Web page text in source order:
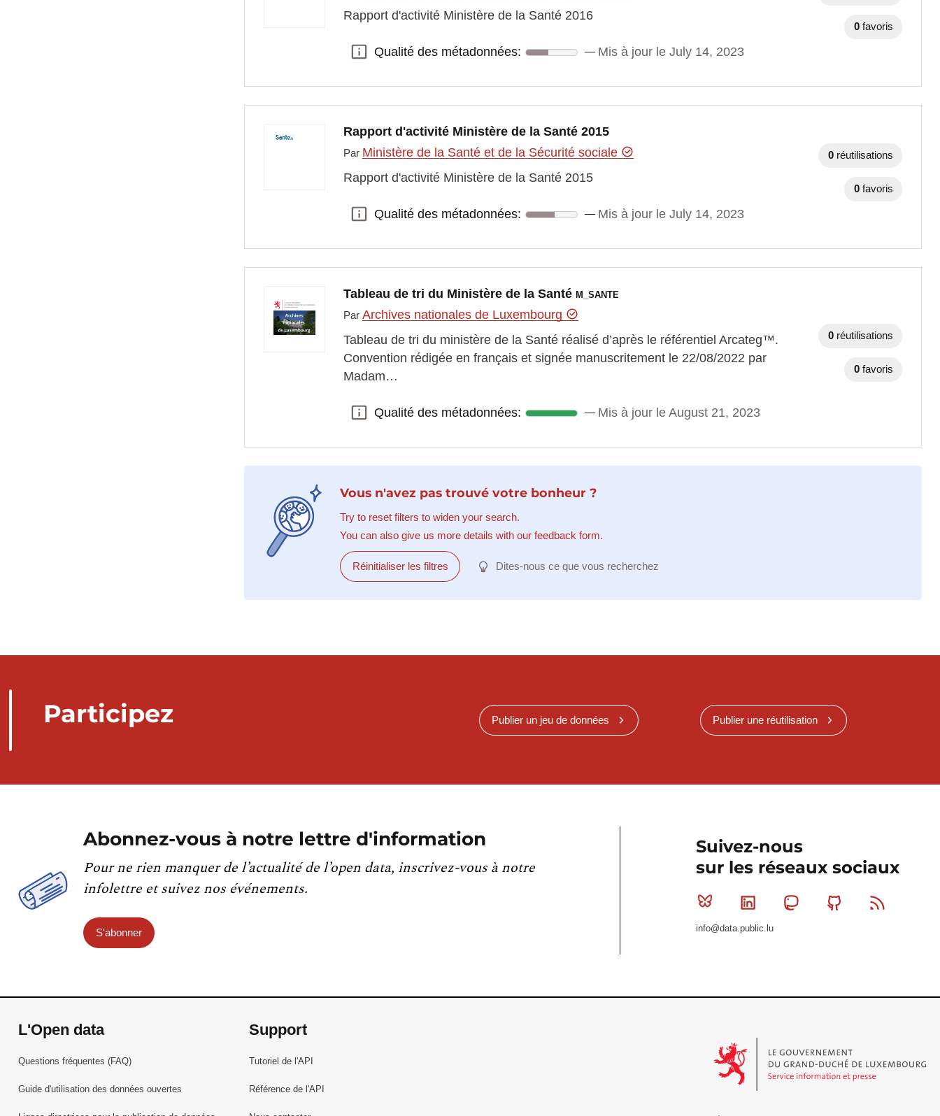
Rapport d'activité Ministère de la Santé 2016
Qualité des métadonnées:
Qualité des métadonnées: Mis à jour le July 14, 2023
0 favoris
Rapport d'activité Ministère de la Santé 2015
Par Ministère de la Santé et de la Sécurité sociale
Rapport d'activité Ministère de la Santé 2015
Qualité des métadonnées:
Qualité des métadonnées: Mis à jour le July 14, 2023
0 réutilisations
0 favoris
Tableau de tri du Ministère de la SantéM_SANTE
ParArchives nationales de Luxembourg
Tableau de tri du ministère de la Santé réalisé d’après le référentiel Arcateg™.
Convention rédigée en français et signée manuscritement le 22/08/2022 par
Madam…
Qualité des métadonnées:
Qualité des métadonnées: Mis à jour le August 21, 2023
0 réutilisations
0 favoris
Vous n'avez pas trouvé votre bonheur ?
Try to reset filters to widen your search.
You can also give us more details with our feedback form.
Réinitialiser les filtres Dites-nous ce que vous recherchez
Participez Publier un jeu de données Publier une réutilisation
Abonnez-vous à notre lettre d'information
Pour ne rien manquer de l’actualité de l’open data, inscrivez-vous à notre
infolettre et suivez nos événements.
S'abonner
Suivez-nous
sur les réseaux sociaux
Bluesky Linkedin MastodonGithub
info@data.public.lu
L'Open data
Questions fréquentes (FAQ)
Guide d'utilisation des données ouvertes
Support
Tutoriel de l'API
Référence de l'API